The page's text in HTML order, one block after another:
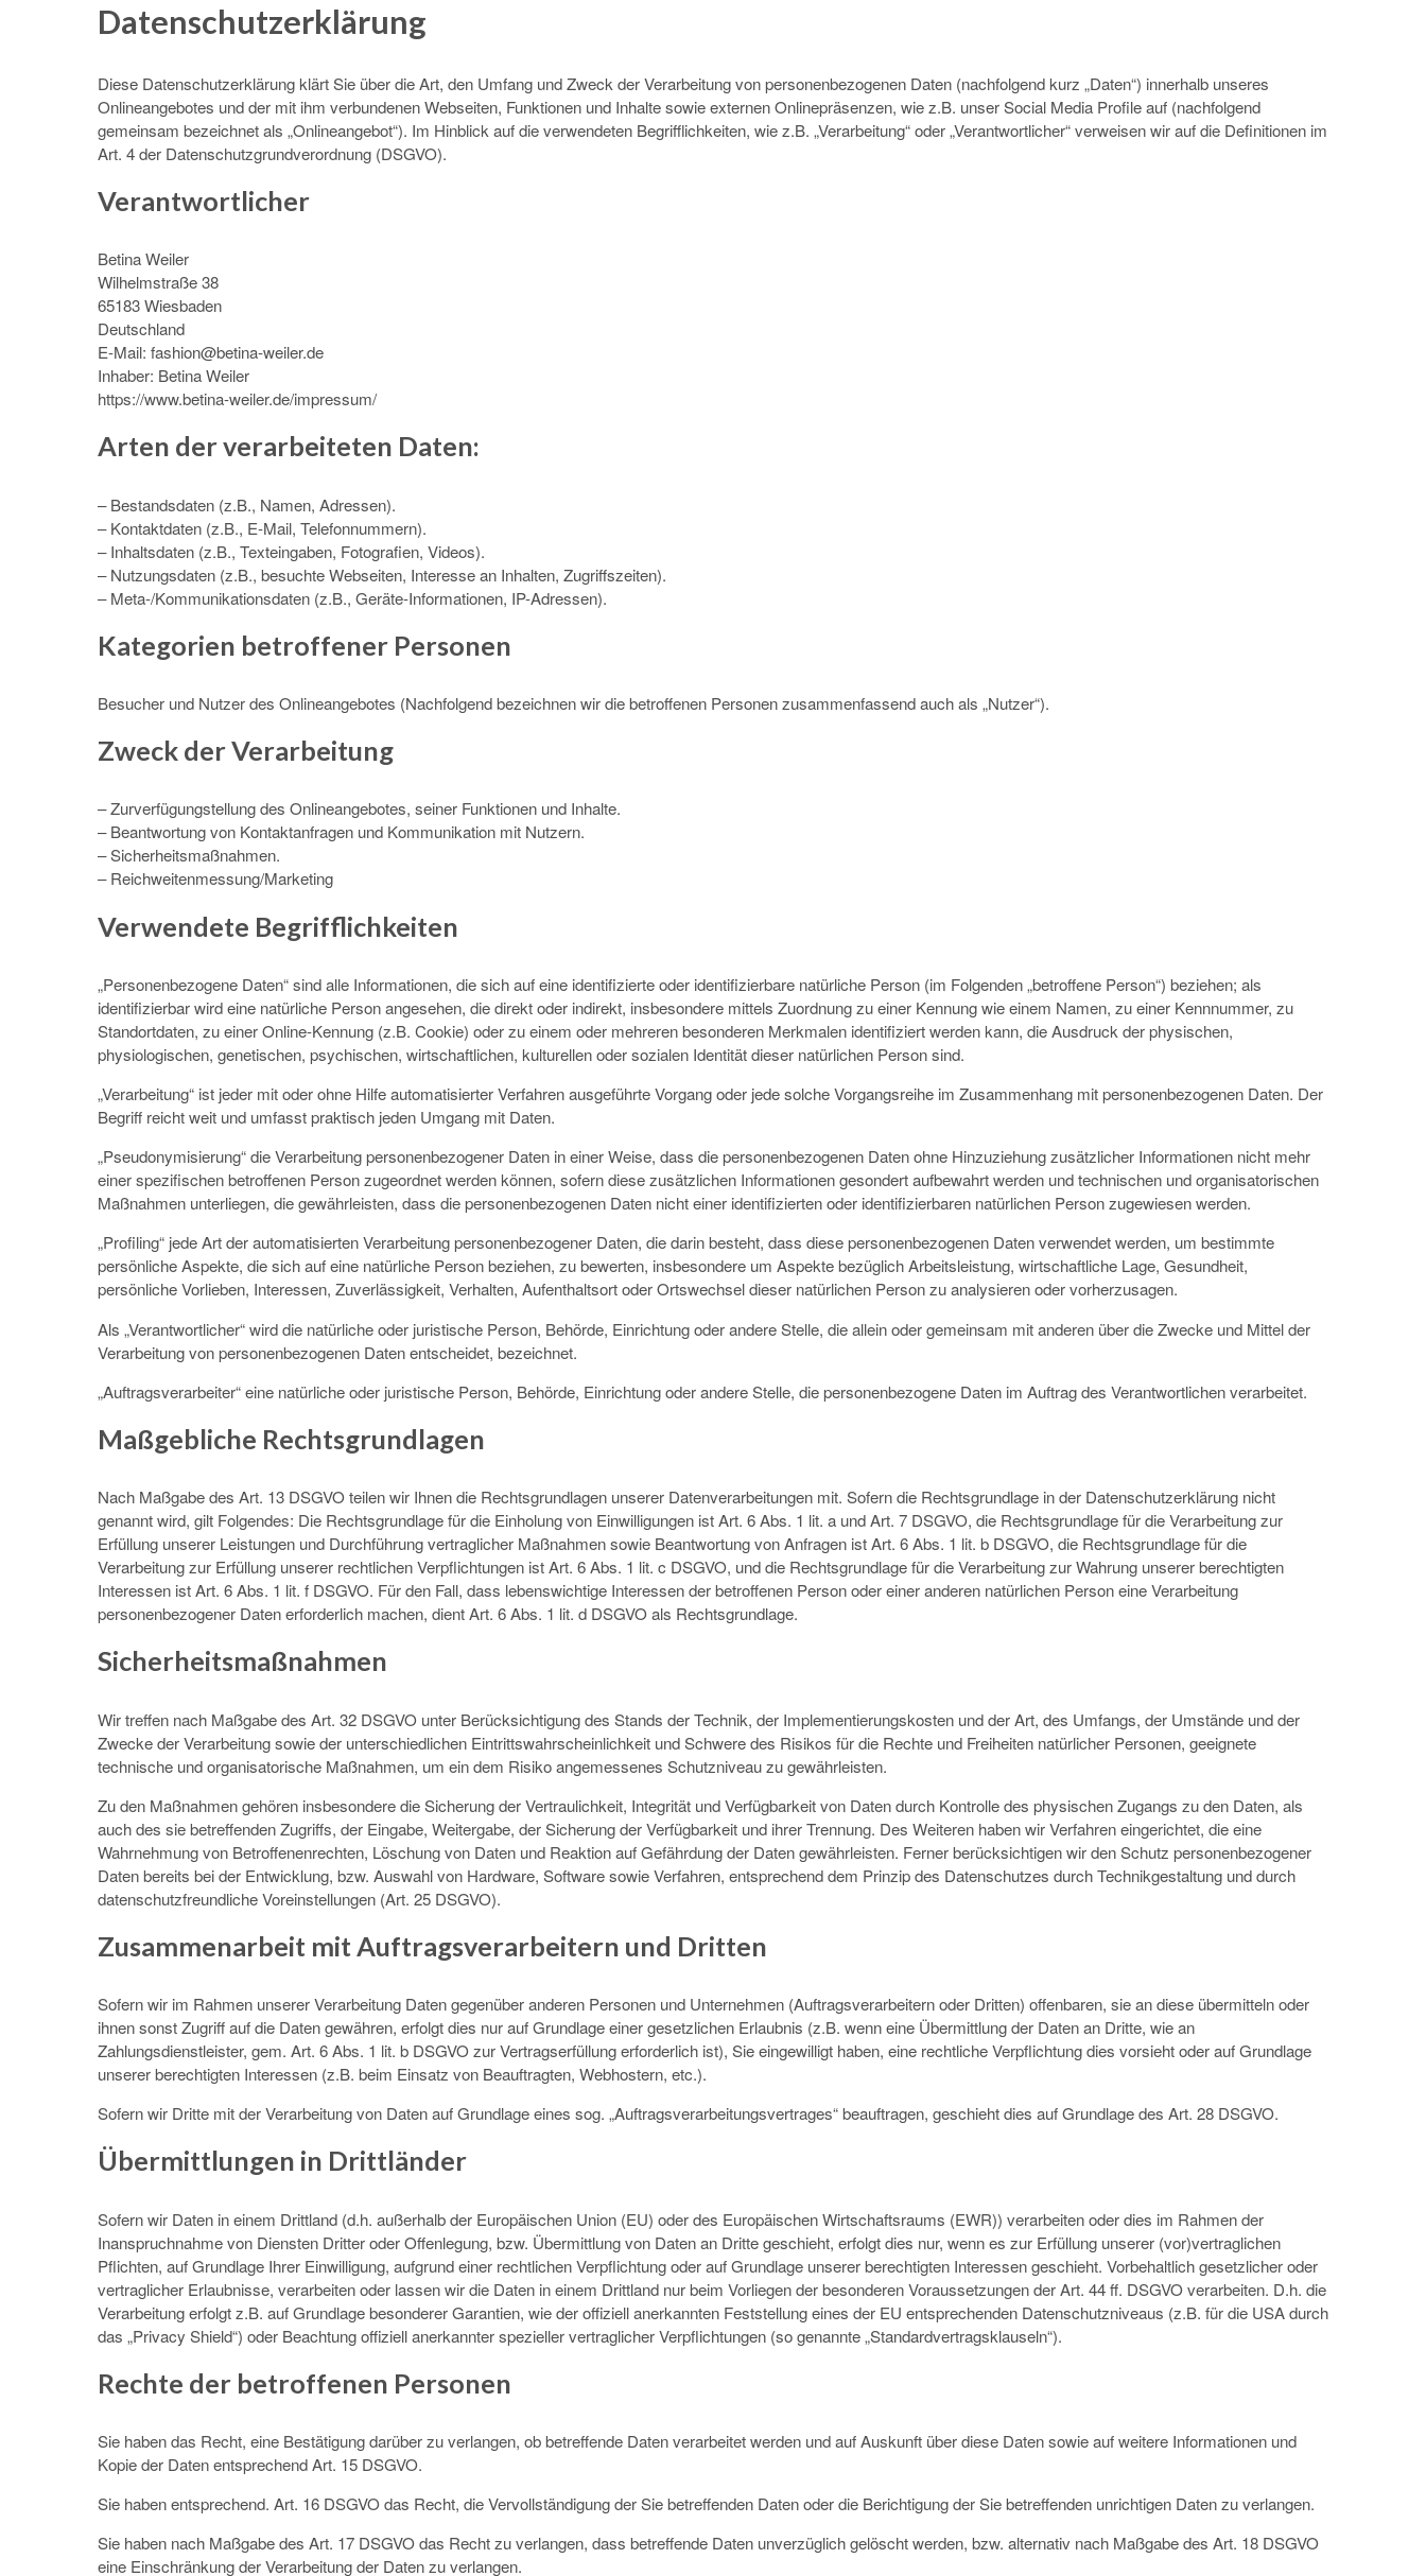
Datenschutzerklärung
Diese Datenschutzerklärung klärt Sie über die Art, den Umfang und Zweck der Verarbeitung von personenbezogenen Daten (nachfolgend kurz „Daten“) innerhalb unseres
Onlineangebotes und der mit ihm verbundenen Webseiten, Funktionen und Inhalte sowie externen Onlinepräsenzen, wie z.B. unser Social Media Profile auf (nachfolgend
gemeinsam bezeichnet als „Onlineangebot“). Im Hinblick auf die verwendeten Begrifflichkeiten, wie z.B. „Verarbeitung“ oder „Verantwortlicher“ verweisen wir auf die Definitionen im
Art. 4 der Datenschutzgrundverordnung (DSGVO).
Verantwortlicher
Betina Weiler
Wilhelmstraße 38
65183 Wiesbaden
Deutschland
E-Mail: fashion@betina-weiler.de
Inhaber: Betina Weiler
https://www.betina-weiler.de/impressum/
Arten der verarbeiteten Daten:
– Bestandsdaten (z.B., Namen, Adressen).
– Kontaktdaten (z.B., E-Mail, Telefonnummern).
– Inhaltsdaten (z.B., Texteingaben, Fotografien, Videos).
– Nutzungsdaten (z.B., besuchte Webseiten, Interesse an Inhalten, Zugriffszeiten).
– Meta-/Kommunikationsdaten (z.B., Geräte-Informationen, IP-Adressen).
Kategorien betroffener Personen
Besucher und Nutzer des Onlineangebotes (Nachfolgend bezeichnen wir die betroffenen Personen zusammenfassend auch als „Nutzer“).
Zweck der Verarbeitung
– Zurverfügungstellung des Onlineangebotes, seiner Funktionen und Inhalte.
– Beantwortung von Kontaktanfragen und Kommunikation mit Nutzern.
– Sicherheitsmaßnahmen.
– Reichweitenmessung/Marketing
Verwendete Begrifflichkeiten
„Personenbezogene Daten“ sind alle Informationen, die sich auf eine identifizierte oder identifizierbare natürliche Person (im Folgenden „betroffene Person“) beziehen; als
identifizierbar wird eine natürliche Person angesehen, die direkt oder indirekt, insbesondere mittels Zuordnung zu einer Kennung wie einem Namen, zu einer Kennnummer, zu
Standortdaten, zu einer Online-Kennung (z.B. Cookie) oder zu einem oder mehreren besonderen Merkmalen identifiziert werden kann, die Ausdruck der physischen,
physiologischen, genetischen, psychischen, wirtschaftlichen, kulturellen oder sozialen Identität dieser natürlichen Person sind.
„Verarbeitung“ ist jeder mit oder ohne Hilfe automatisierter Verfahren ausgeführte Vorgang oder jede solche Vorgangsreihe im Zusammenhang mit personenbezogenen Daten. Der
Begriff reicht weit und umfasst praktisch jeden Umgang mit Daten.
„Pseudonymisierung“ die Verarbeitung personenbezogener Daten in einer Weise, dass die personenbezogenen Daten ohne Hinzuziehung zusätzlicher Informationen nicht mehr
einer spezifischen betroffenen Person zugeordnet werden können, sofern diese zusätzlichen Informationen gesondert aufbewahrt werden und technischen und organisatorischen
Maßnahmen unterliegen, die gewährleisten, dass die personenbezogenen Daten nicht einer identifizierten oder identifizierbaren natürlichen Person zugewiesen werden.
„Profiling“ jede Art der automatisierten Verarbeitung personenbezogener Daten, die darin besteht, dass diese personenbezogenen Daten verwendet werden, um bestimmte
persönliche Aspekte, die sich auf eine natürliche Person beziehen, zu bewerten, insbesondere um Aspekte bezüglich Arbeitsleistung, wirtschaftliche Lage, Gesundheit,
persönliche Vorlieben, Interessen, Zuverlässigkeit, Verhalten, Aufenthaltsort oder Ortswechsel dieser natürlichen Person zu analysieren oder vorherzusagen.
Als „Verantwortlicher“ wird die natürliche oder juristische Person, Behörde, Einrichtung oder andere Stelle, die allein oder gemeinsam mit anderen über die Zwecke und Mittel der
Verarbeitung von personenbezogenen Daten entscheidet, bezeichnet.
„Auftragsverarbeiter“ eine natürliche oder juristische Person, Behörde, Einrichtung oder andere Stelle, die personenbezogene Daten im Auftrag des Verantwortlichen verarbeitet.
Maßgebliche Rechtsgrundlagen
Nach Maßgabe des Art. 13 DSGVO teilen wir Ihnen die Rechtsgrundlagen unserer Datenverarbeitungen mit. Sofern die Rechtsgrundlage in der Datenschutzerklärung nicht
genannt wird, gilt Folgendes: Die Rechtsgrundlage für die Einholung von Einwilligungen ist Art. 6 Abs. 1 lit. a und Art. 7 DSGVO, die Rechtsgrundlage für die Verarbeitung zur
Erfüllung unserer Leistungen und Durchführung vertraglicher Maßnahmen sowie Beantwortung von Anfragen ist Art. 6 Abs. 1 lit. b DSGVO, die Rechtsgrundlage für die
Verarbeitung zur Erfüllung unserer rechtlichen Verpflichtungen ist Art. 6 Abs. 1 lit. c DSGVO, und die Rechtsgrundlage für die Verarbeitung zur Wahrung unserer berechtigten
Interessen ist Art. 6 Abs. 1 lit. f DSGVO. Für den Fall, dass lebenswichtige Interessen der betroffenen Person oder einer anderen natürlichen Person eine Verarbeitung
personenbezogener Daten erforderlich machen, dient Art. 6 Abs. 1 lit. d DSGVO als Rechtsgrundlage.
Sicherheitsmaßnahmen
Wir treffen nach Maßgabe des Art. 32 DSGVO unter Berücksichtigung des Stands der Technik, der Implementierungskosten und der Art, des Umfangs, der Umstände und der
Zwecke der Verarbeitung sowie der unterschiedlichen Eintrittswahrscheinlichkeit und Schwere des Risikos für die Rechte und Freiheiten natürlicher Personen, geeignete
technische und organisatorische Maßnahmen, um ein dem Risiko angemessenes Schutzniveau zu gewährleisten.
Zu den Maßnahmen gehören insbesondere die Sicherung der Vertraulichkeit, Integrität und Verfügbarkeit von Daten durch Kontrolle des physischen Zugangs zu den Daten, als
auch des sie betreffenden Zugriffs, der Eingabe, Weitergabe, der Sicherung der Verfügbarkeit und ihrer Trennung. Des Weiteren haben wir Verfahren eingerichtet, die eine
Wahrnehmung von Betroffenenrechten, Löschung von Daten und Reaktion auf Gefährdung der Daten gewährleisten. Ferner berücksichtigen wir den Schutz personenbezogener
Daten bereits bei der Entwicklung, bzw. Auswahl von Hardware, Software sowie Verfahren, entsprechend dem Prinzip des Datenschutzes durch Technikgestaltung und durch
datenschutzfreundliche Voreinstellungen (Art. 25 DSGVO).
Zusammenarbeit mit Auftragsverarbeitern und Dritten
Sofern wir im Rahmen unserer Verarbeitung Daten gegenüber anderen Personen und Unternehmen (Auftragsverarbeitern oder Dritten) offenbaren, sie an diese übermitteln oder
ihnen sonst Zugriff auf die Daten gewähren, erfolgt dies nur auf Grundlage einer gesetzlichen Erlaubnis (z.B. wenn eine Übermittlung der Daten an Dritte, wie an
Zahlungsdienstleister, gem. Art. 6 Abs. 1 lit. b DSGVO zur Vertragserfüllung erforderlich ist), Sie eingewilligt haben, eine rechtliche Verpflichtung dies vorsieht oder auf Grundlage
unserer berechtigten Interessen (z.B. beim Einsatz von Beauftragten, Webhostern, etc.).
Sofern wir Dritte mit der Verarbeitung von Daten auf Grundlage eines sog. „Auftragsverarbeitungsvertrages“ beauftragen, geschieht dies auf Grundlage des Art. 28 DSGVO.
Übermittlungen in Drittländer
Sofern wir Daten in einem Drittland (d.h. außerhalb der Europäischen Union (EU) oder des Europäischen Wirtschaftsraums (EWR)) verarbeiten oder dies im Rahmen der
Inanspruchnahme von Diensten Dritter oder Offenlegung, bzw. Übermittlung von Daten an Dritte geschieht, erfolgt dies nur, wenn es zur Erfüllung unserer (vor)vertraglichen
Pflichten, auf Grundlage Ihrer Einwilligung, aufgrund einer rechtlichen Verpflichtung oder auf Grundlage unserer berechtigten Interessen geschieht. Vorbehaltlich gesetzlicher oder
vertraglicher Erlaubnisse, verarbeiten oder lassen wir die Daten in einem Drittland nur beim Vorliegen der besonderen Voraussetzungen der Art. 44 ff. DSGVO verarbeiten. D.h. die
Verarbeitung erfolgt z.B. auf Grundlage besonderer Garantien, wie der offiziell anerkannten Feststellung eines der EU entsprechenden Datenschutzniveaus (z.B. für die USA durch
das „Privacy Shield“) oder Beachtung offiziell anerkannter spezieller vertraglicher Verpflichtungen (so genannte „Standardvertragsklauseln“).
Rechte der betroffenen Personen
Sie haben das Recht, eine Bestätigung darüber zu verlangen, ob betreffende Daten verarbeitet werden und auf Auskunft über diese Daten sowie auf weitere Informationen und
Kopie der Daten entsprechend Art. 15 DSGVO.
Sie haben entsprechend. Art. 16 DSGVO das Recht, die Vervollständigung der Sie betreffenden Daten oder die Berichtigung der Sie betreffenden unrichtigen Daten zu verlangen.
Sie haben nach Maßgabe des Art. 17 DSGVO das Recht zu verlangen, dass betreffende Daten unverzüglich gelöscht werden, bzw. alternativ nach Maßgabe des Art. 18 DSGVO
eine Einschränkung der Verarbeitung der Daten zu verlangen.